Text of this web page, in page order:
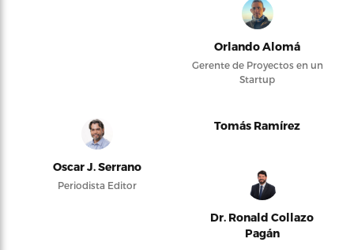
Orlando Alomá
Gerente de Proyectos en un
Startup
Oscar J. Serrano
Periodista Editor
Tomás Ramírez
Dr. Ronald Collazo
Pagán